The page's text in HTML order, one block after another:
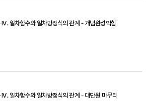
일차함수와 일차방정식의 관계 - 개념완성익힘
일차함수와 일차방정식의 관계 - 대단원 마무리